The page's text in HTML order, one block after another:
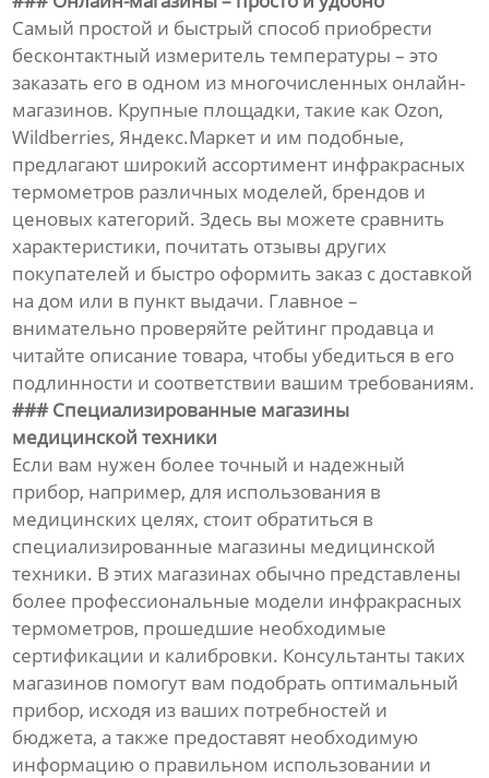
Самый простой и быстрый способ приобрести
бесконтактный измеритель температуры – это
заказать его в одном из многочисленных онлайн-
магазинов. Крупные площадки, такие как Ozon,
Wildberries, Яндекс.Маркет и им подобные,
предлагают широкий ассортимент инфракрасных
термометров различных моделей, брендов и
ценовых категорий. Здесь вы можете сравнить
характеристики, почитать отзывы других
покупателей и быстро оформить заказ с доставкой
на дом или в пункт выдачи. Главное –
внимательно проверяйте рейтинг продавца и
читайте описание товара, чтобы убедиться в его
подлинности и соответствии вашим требованиям.
### Специализированные магазины
медицинской техники
Если вам нужен более точный и надежный
прибор, например, для использования в
медицинских целях, стоит обратиться в
специализированные магазины медицинской
техники. В этих магазинах обычно представлены
более профессиональные модели инфракрасных
термометров, прошедшие необходимые
сертификации и калибровки. Консультанты таких
магазинов помогут вам подобрать оптимальный
прибор, исходя из ваших потребностей и
бюджета, а также предоставят необходимую
информацию о правильном использовании и